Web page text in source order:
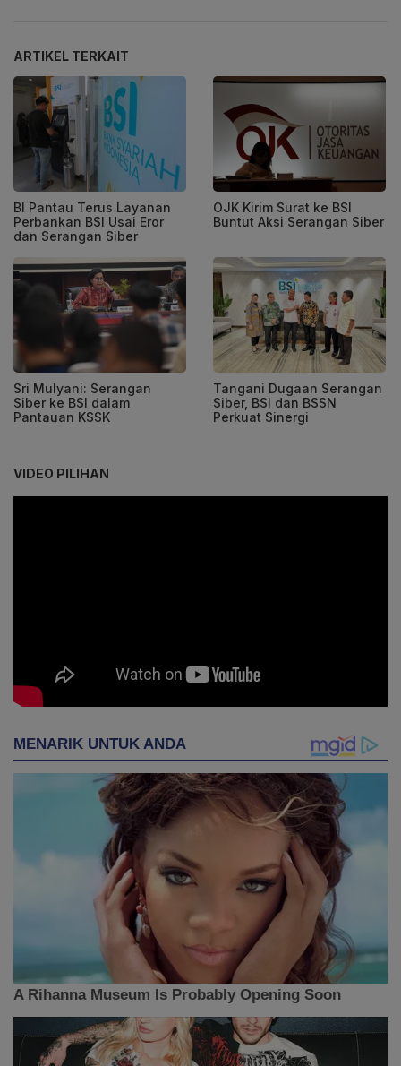
ARTIKEL TERKAIT
BI Pantau Terus Layanan
Perbankan BSI Usai Eror
dan Serangan Siber
OJK Kirim Surat ke BSI
Buntut Aksi Serangan Siber
Sri Mulyani: Serangan
Siber ke BSI dalam
Pantauan KSSK
Tangani Dugaan Serangan
Siber, BSI dan BSSN
Perkuat Sinergi
VIDEO PILIHAN